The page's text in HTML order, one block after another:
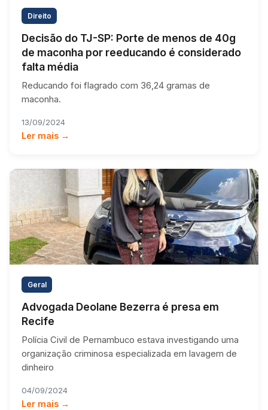
Direito
Decisão do TJ-SP: Porte de menos de 40g
de maconha por reeducando é considerado
falta média
Reducando foi flagrado com 36,24 gramas de
maconha.
13/09/2024
Ler mais →
Geral
Advogada Deolane Bezerra é presa em
Recife
Polícia Civil de Pernambuco estava investigando uma
organização criminosa especializada em lavagem de
dinheiro
04/09/2024
Ler mais →